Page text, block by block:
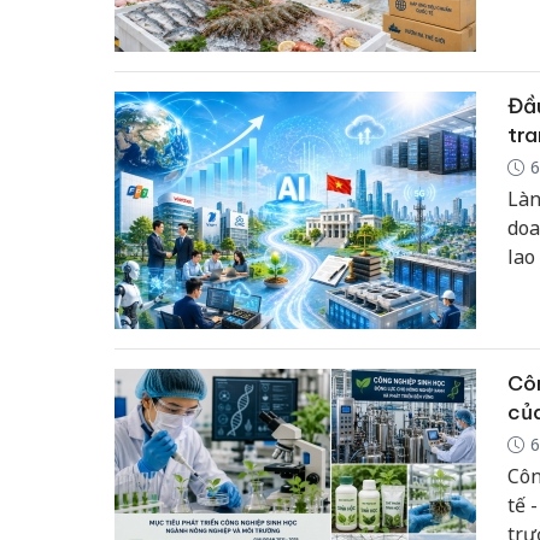
tế